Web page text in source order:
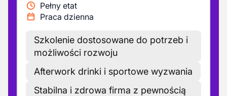
Pełny etat
Praca dzienna
Szkolenie dostosowane do potrzeb i
możliwości rozwoju
Afterwork drinki i sportowe wyzwania
Stabilna i zdrowa firma z pewnością